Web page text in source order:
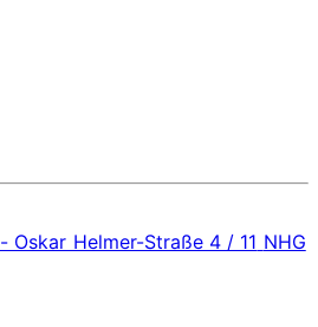
- Oskar Helmer-Straße 4 / 11 NHG